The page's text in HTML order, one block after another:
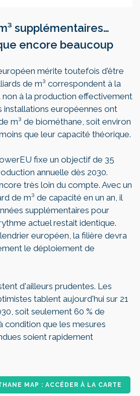
supplémentaires…
encore beaucoup
mérite toutefois d'être
de m³ correspondent à la
non à la production effectivement
installations européennes ont
m³ de biométhane, soit environ
que leur capacité théorique.
fixe un objectif de 35
annuelle dès 2030.
très loin du compte. Avec un
de m³ de capacité en un an, il
supplémentaires pour
actuel restait identique.
européen, la filière devra
le déploiement de
d'ailleurs prudentes. Les
tablent aujourd'hui sur 21
soit seulement 60 % de
condition que les mesures
soient rapidement
MAP : ACCÉDER À LA CARTE